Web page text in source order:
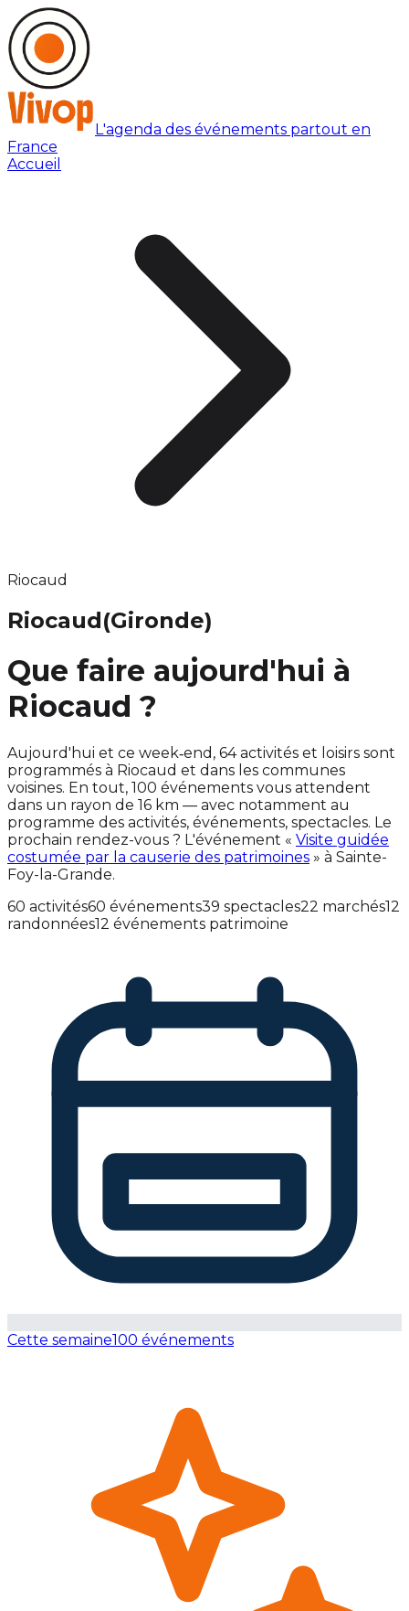
L'agenda des événements partout en
France
Accueil
Riocaud
Riocaud(Gironde)
Que faire aujourd'hui à
Riocaud ?
Aujourd'hui et ce week‑end, 64 activités et loisirs sont
programmés à Riocaud et dans les communes
voisines. En tout, 100 événements vous attendent
dans un rayon de 16 km — avec notamment au
programme des activités, événements, spectacles. Le
prochain rendez-vous ? L'événement « Visite guidée
costumée par la causerie des patrimoines » à Sainte-
Foy-la-Grande.
60 activités60 événements39 spectacles22 marchés12
randonnées12 événements patrimoine
Cette semaine100 événements